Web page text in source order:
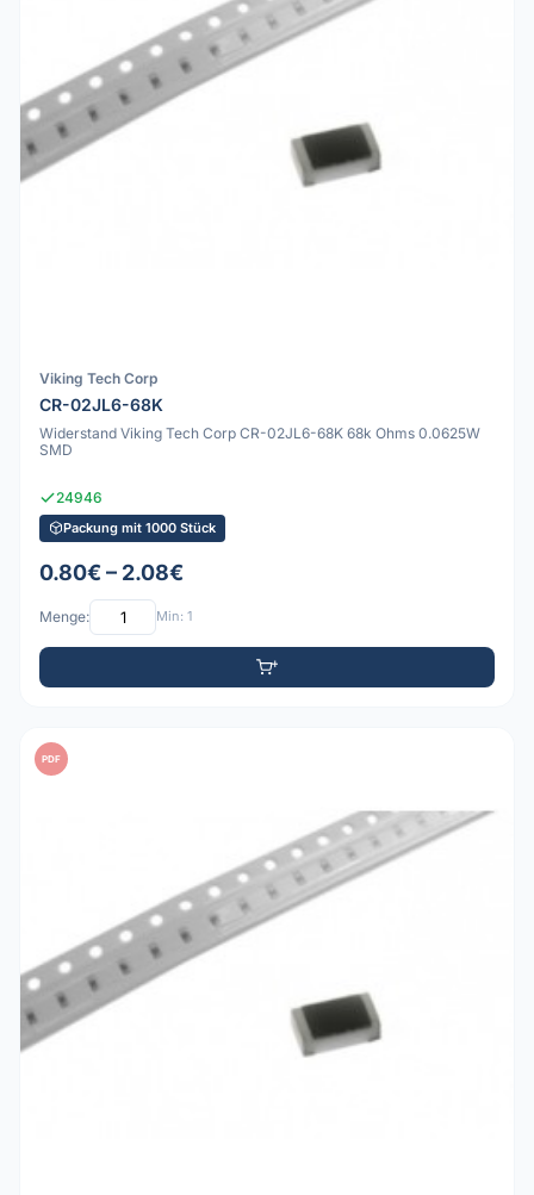
Viking Tech Corp
CR-02JL6-68K
Widerstand Viking Tech Corp CR-02JL6-68K 68k Ohms 0.0625W
SMD
24946
Packung mit 1000 Stück
0.80€ – 2.08€
Menge: Min: 1
PDF